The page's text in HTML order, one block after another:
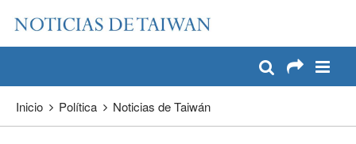
Pase a contenido principal
Inicio Política Noticias de Taiwán